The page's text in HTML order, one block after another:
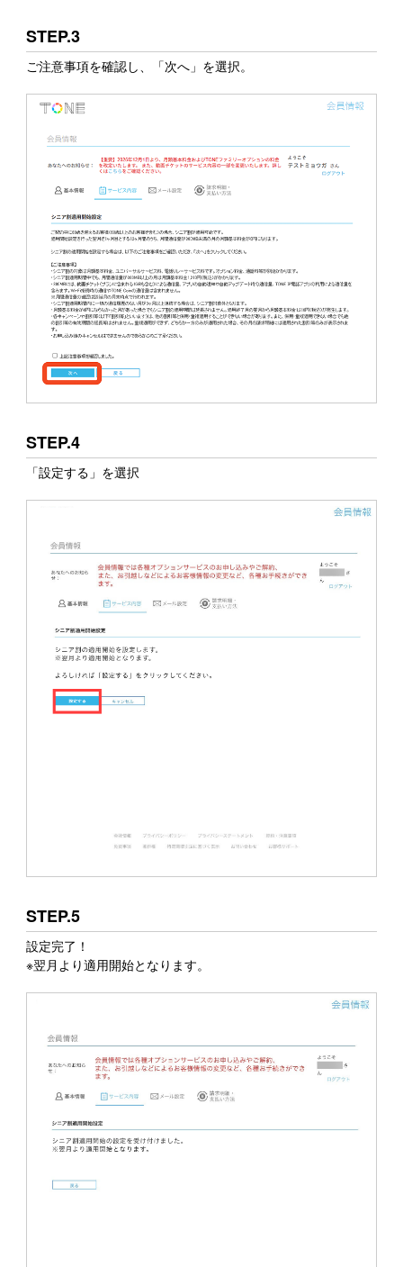
STEP.3
ご注意事項を確認し、「次へ」を選択。
STEP.4
「設定する」を選択
STEP.5
設定完了！
※翌月より適用開始となります。